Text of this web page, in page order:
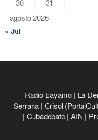
agosto 2026
30
31
« Jul
Radio Bayamo | La
Serrana | Crisol
| Cubadebate | AIN |